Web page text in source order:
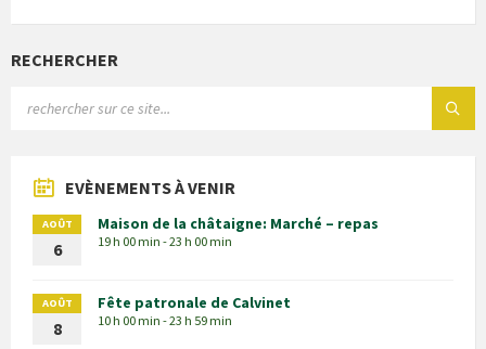
RECHERCHER
EVÈNEMENTS À VENIR
AOÛT
6
Maison de la châtaigne: Marché – repas
19 h 00 min - 23 h 00 min
AOÛT
8
Fête patronale de Calvinet
10 h 00 min - 23 h 59 min